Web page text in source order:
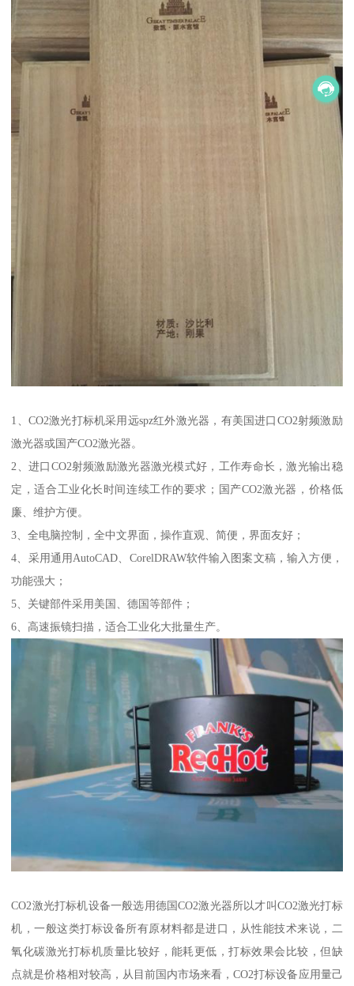
1、CO2激光打标机采用远spz红外激光器，有美国进口CO2射频激励
激光器或国产CO2激光器。
2、进口CO2射频激励激光器激光模式好，工作寿命长，激光输出稳
定，适合工业化长时间连续工作的要求；国产CO2激光器，价格低
廉、维护方便。
3、全电脑控制，全中文界面，操作直观、简便，界面友好；
4、采用通用AutoCAD、CorelDRAW软件输入图案文稿，输入方便，
功能强大；
5、关键部件采用美国、德国等部件；
6、高速振镜扫描，适合工业化大批量生产。
CO2激光打标机设备一般选用德国CO2激光器所以才叫CO2激光打标
机，一般这类打标设备所有原材料都是进口，从性能技术来说，二
氧化碳激光打标机质量比较好，能耗更低，打标效果会比较，但缺
点就是价格相对较高，从目前国内市场来看，CO2打标设备应用量己